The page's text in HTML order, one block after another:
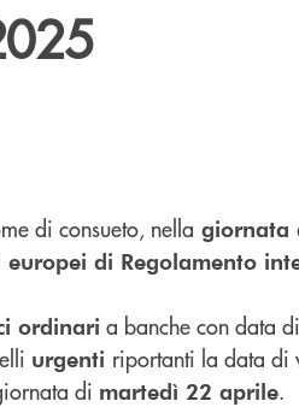
di consueto, nella giornata
europei di Regolamento
ordinari a banche con data
urgenti riportanti la data di
di martedì 22 aprile.